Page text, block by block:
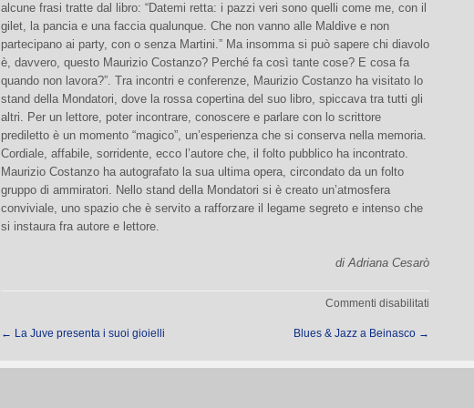
alcune frasi tratte dal libro: “Datemi retta: i pazzi veri sono quelli come me, con il
gilet, la pancia e una faccia qualunque. Che non vanno alle Maldive e non
partecipano ai party, con o senza Martini.” Ma insomma si può sapere chi diavolo
è, davvero, questo Maurizio Costanzo? Perché fa così tante cose? E cosa fa
quando non lavora?”. Tra incontri e conferenze, Maurizio Costanzo ha visitato lo
stand della Mondatori, dove la rossa copertina del suo libro, spiccava tra tutti gli
altri. Per un lettore, poter incontrare, conoscere e parlare con lo scrittore
prediletto è un momento “magico”, un’esperienza che si conserva nella memoria.
Cordiale, affabile, sorridente, ecco l’autore che, il folto pubblico ha incontrato.
Maurizio Costanzo ha autografato la sua ultima opera, circondato da un folto
gruppo di ammiratori. Nello stand della Mondatori si è creato un’atmosfera
conviviale, uno spazio che è servito a rafforzare il legame segreto e intenso che
si instaura fra autore e lettore.
di Adriana Cesarò
Commenti disabilitati
← La Juve presenta i suoi gioielli Blues & Jazz a Beinasco →